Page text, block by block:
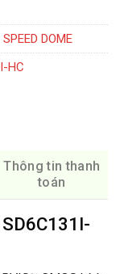
DOME
HC
Thông tin thanh
toán